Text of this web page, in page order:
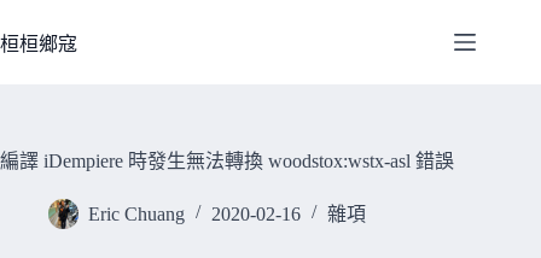
至
容
桓桓鄉寇
編譯 iDempiere 時發生無法轉換 woodstox:wstx-asl 錯誤
Eric Chuang 2020-02-16 雜項